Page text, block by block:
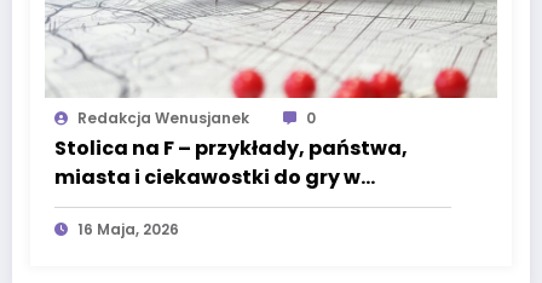
Redakcja Wenusjanek 0
Stolica na F – przykłady, państwa,
miasta i ciekawostki do gry w
państwa-miasta
16 Maja, 2026